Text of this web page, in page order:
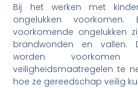
Bij het werken met
ongelukken
voorkomende ongelukken
brandwonden en vallen.
worden
veiligheidsmaatregelen te
hoe ze gereedschap veilig